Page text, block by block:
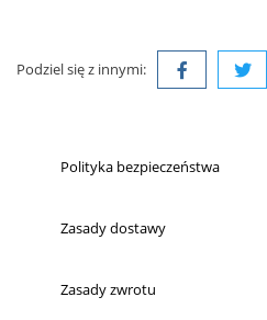
Podziel się z innymi:
Polityka bezpieczeństwa
Zasady dostawy
Zasady zwrotu